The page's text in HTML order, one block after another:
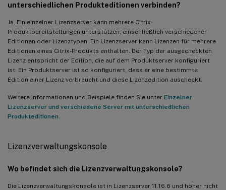
unterschiedlichen Produkteditionen verbinden?
Ja. Ein einzelner Lizenzserver kann mehrere Citrix-
Produktbereitstellungen unterstützen, einschließlich verschiedener
Editionen oder Lizenztypen. Ein Lizenzserver kann Lizenzen für mehrere
Editionen eines Citrix-Produkts enthalten. Der Typ der ausgecheckten
Lizenz entspricht der Edition, die auf dem Produktserver konfiguriert
ist. Ein Produktserver ist so konfiguriert, dass er eine bestimmte
Edition einer Lizenz verbraucht und diese Lizenzedition auscheckt.
Weitere Informationen und Beispiele finden Sie unter Einzelner
Lizenzserver und verschiedene Server mit unterschiedlichen
Produkteditionen
Lizenzverwaltungskonsole
Wo befindet sich die Lizenzverwaltungskonsole?
Die Lizenzverwaltungskonsole ist in Lizenzserver 11.16.6 und höher nicht